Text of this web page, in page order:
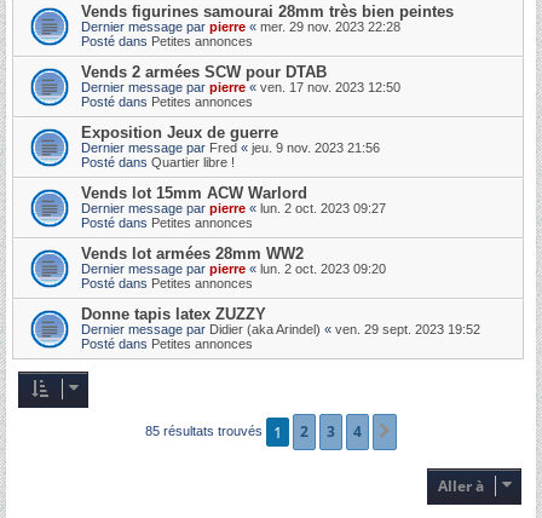
Vends figurines samourai 28mm très bien peintes
Dernier message par pierre « mer. 29 nov. 2023 22:28
Posté dans Petites annonces
Vends 2 armées SCW pour DTAB
Dernier message par pierre « ven. 17 nov. 2023 12:50
Posté dans Petites annonces
Exposition Jeux de guerre
Dernier message par Fred « jeu. 9 nov. 2023 21:56
Posté dans Quartier libre !
Vends lot 15mm ACW Warlord
Dernier message par pierre « lun. 2 oct. 2023 09:27
Posté dans Petites annonces
Vends lot armées 28mm WW2
Dernier message par pierre « lun. 2 oct. 2023 09:20
Posté dans Petites annonces
Donne tapis latex ZUZZY
Dernier message par Didier (aka Arindel) « ven. 29 sept. 2023 19:52
Posté dans Petites annonces
85 résultats trouvés 1 2 3 4
Aller à